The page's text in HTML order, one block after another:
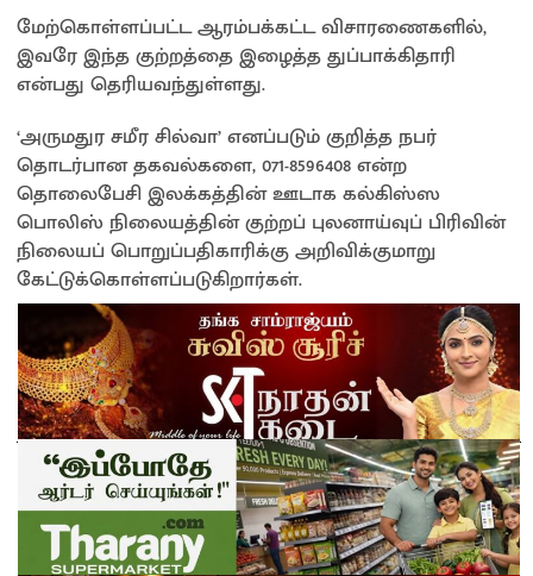
மேற்கொள்ளப்பட்ட ஆரம்பக்கட்ட விசாரணைகளில்,
இவரே இந்த குற்றத்தை இழைத்த துப்பாக்கிதாரி
என்பது தெரியவந்துள்ளது.
‘அருமதுர சமீர சில்வா’ எனப்படும் குறித்த நபர்
தொடர்பான தகவல்களை, 071-8596408 என்ற
தொலைபேசி இலக்கத்தின் ஊடாக கல்கிஸ்ஸ
பொலிஸ் நிலையத்தின் குற்றப் புலனாய்வுப் பிரிவின்
நிலையப் பொறுப்பதிகாரிக்கு அறிவிக்குமாறு
கேட்டுக்கொள்ளப்படுகிறார்கள்.